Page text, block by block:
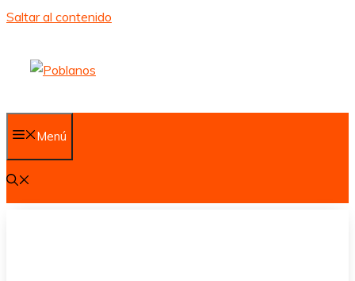
Saltar al contenido
Menú